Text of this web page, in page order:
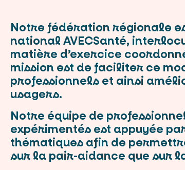
Notre fédération régionale
national AVECSanté,
matière d’exercice
mission est de faciliter ce
professionnels et ainsi
usagers.
Notre équipe de
expérimentés est appuyée
thématiques afin de
sur la pair-aidance que sur